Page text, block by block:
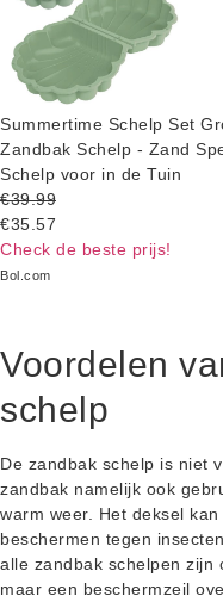
Summertime Schelp Set
Zandbak Schelp - Zand
Schelp voor in de Tuin
€39.99
€35.57
Check de beste prijs!
Bol.com
Voordelen
schelp
De zandbak schelp is niet
zandbak namelijk ook
warm weer. Het deksel
beschermen tegen
alle zandbak schelpen zijn
maar een beschermzeil